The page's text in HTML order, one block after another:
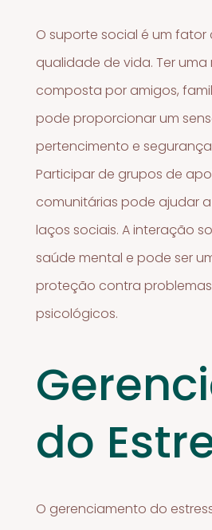
O suporte social é um fator
qualidade de vida. Ter
composta por amigos,
pode proporcionar um
pertencimento e
Participar de grupos de
comunitárias pode ajudar
laços sociais. A interação
saúde mental e pode ser
proteção contra
psicológicos.
do
O gerenciamento do